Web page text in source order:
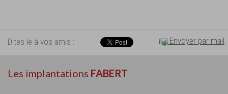
Dites le à vos amis : Envoyer par mail
Les implantations FABERT